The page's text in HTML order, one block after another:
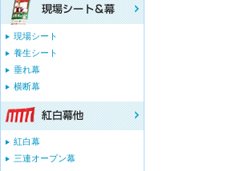
現場シート
養生シート
垂れ幕
横断幕
紅白幕
三連オープン幕